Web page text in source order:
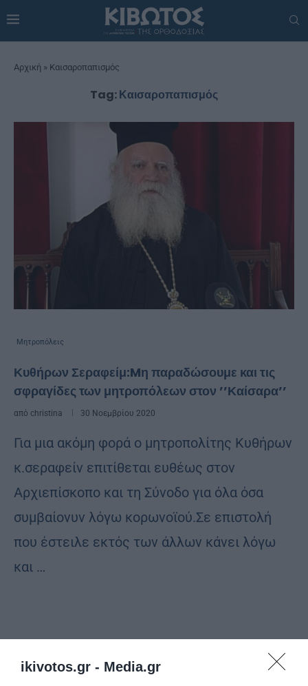
ikivotos.gr - Media.gr
Αρχική » Καισαροπαπισμός
Tag:Καισαροπαπισμός
Μητροπόλεις
Κυθήρων Σεραφείμ:Mη παραδώσουμε και τις
σφραγίδες των μητροπόλεων στον ’’Καίσαρα’’
από christina 30 Νοεμβρίου 2020
Για μια ακόμη φορά ο μητροπολίτης Κυθήρων
κ.σεραφείν επιτίθεται ευθέως στον
Αρχιεπίσκοπο και τη Σύνοδο για όλα όσα
συμβαίονυν λόγω κορωνοϊού.Σε επιστολή
που έστειλε εκτός των άλλων κάνει λόγω
και …